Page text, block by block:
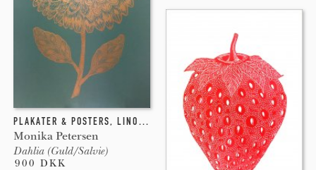
PLAKATER & POSTERS, LINOLEUMSTRYK
Monika Petersen
Dahlia (Guld/Salvie)
900 DKK